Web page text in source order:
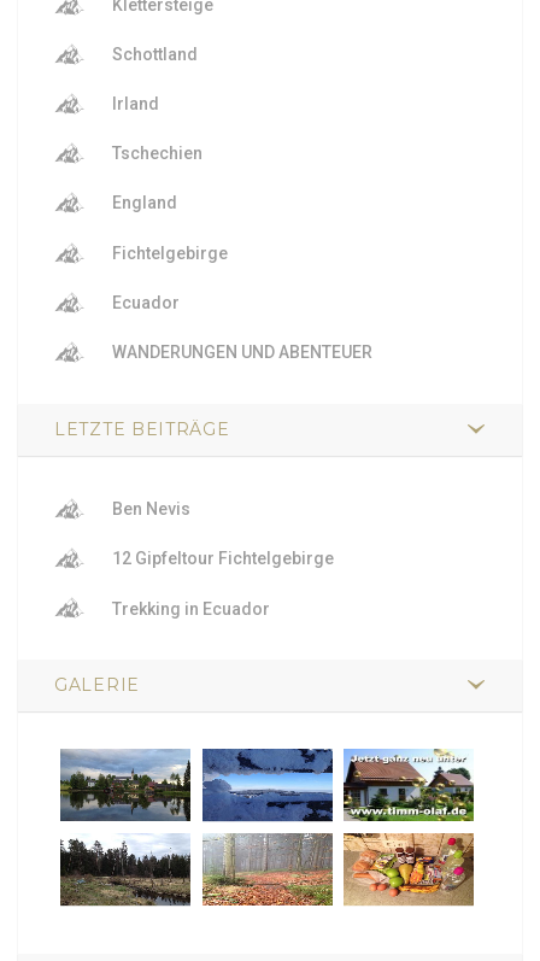
Klettersteige
Schottland
Irland
Tschechien
England
Fichtelgebirge
Ecuador
WANDERUNGEN UND ABENTEUER
LETZTE BEITRÄGE
Ben Nevis
12 Gipfeltour Fichtelgebirge
Trekking in Ecuador
GALERIE